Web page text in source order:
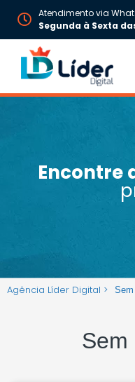
Atendimento via
Segunda à Sexta
Encontre
Agência Líder Digital >
Sem